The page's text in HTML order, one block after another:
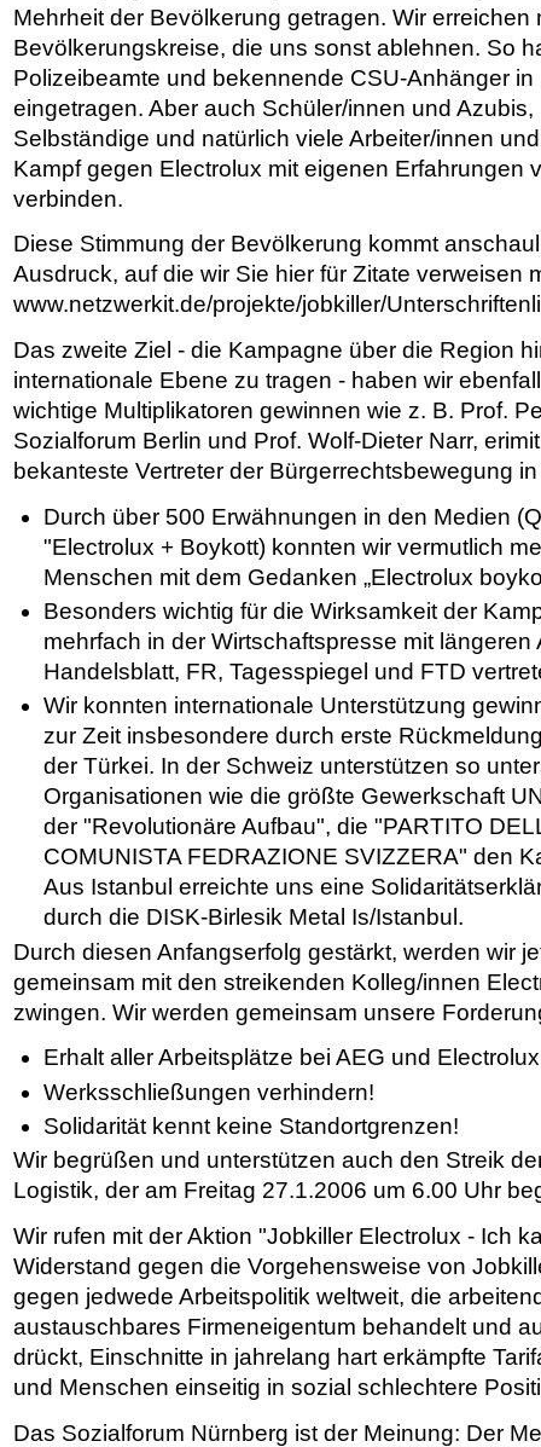
Mehrheit der Bevölkerung getragen. Wir erreichen
Bevölkerungskreise, die uns sonst ablehnen. So
Polizeibeamte und bekennende CSU-Anhänger in
eingetragen. Aber auch Schüler/innen und
Selbständige und natürlich viele Arbeiter/innen
Kampf gegen Electrolux mit eigenen Erfahrungen
verbinden.
Diese Stimmung der Bevölkerung kommt
Ausdruck, auf die wir Sie hier für Zitate verweisen
www.netzwerkit.de/projekte/jobkiller/
Das zweite Ziel - die Kampagne über die Region
internationale Ebene zu tragen - haben wir
wichtige Multiplikatoren gewinnen wie z. B. Prof.
Sozialforum Berlin und Prof. Wolf-Dieter Narr,
bekanteste Vertreter der Bürgerrechtsbewegung
Durch über 500 Erwähnungen in den Medien
"Electrolux + Boykott) konnten wir vermutlich
Menschen mit dem Gedanken „Electrolux
Besonders wichtig für die Wirksamkeit der
mehrfach in der Wirtschaftspresse mit längeren
Handelsblatt, FR, Tagesspiegel und FTD
Wir konnten internationale Unterstützung
zur Zeit insbesondere durch erste
der Türkei. In der Schweiz unterstützen so
Organisationen wie die größte Gewerkschaft
der "Revolutionäre Aufbau", die "PARTITO
COMUNISTA FEDRAZIONE SVIZZERA" den
Aus Istanbul erreichte uns eine
durch die DISK-Birlesik Metal Is/Istanbul.
Durch diesen Anfangserfolg gestärkt, werden wir
gemeinsam mit den streikenden Kolleg/innen
zwingen. Wir werden gemeinsam unsere
Erhalt aller Arbeitsplätze bei AEG und
Werksschließungen verhindern!
Solidarität kennt keine Standortgrenzen!
Wir begrüßen und unterstützen auch den Streik
Logistik, der am Freitag 27.1.2006 um 6.00 Uhr
Wir rufen mit der Aktion "Jobkiller Electrolux - Ich
Widerstand gegen die Vorgehensweise von
gegen jedwede Arbeitspolitik weltweit, die
austauschbares Firmeneigentum behandelt und
drückt, Einschnitte in jahrelang hart erkämpfte
und Menschen einseitig in sozial schlechtere
Das Sozialforum Nürnberg ist der Meinung: Der